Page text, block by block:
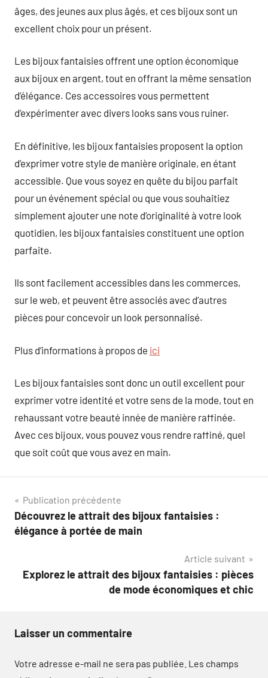
âges, des jeunes aux plus âgés, et ces bijoux sont un
excellent choix pour un présent.
Les bijoux fantaisies offrent une option économique
aux bijoux en argent, tout en offrant la même sensation
d’élégance. Ces accessoires vous permettent
d’expérimenter avec divers looks sans vous ruiner.
En définitive, les bijoux fantaisies proposent la option
d’exprimer votre style de manière originale, en étant
accessible. Que vous soyez en quête du bijou parfait
pour un événement spécial ou que vous souhaitiez
simplement ajouter une note d’originalité à votre look
quotidien, les bijoux fantaisies constituent une option
parfaite.
Ils sont facilement accessibles dans les commerces,
sur le web, et peuvent être associés avec d’autres
pièces pour concevoir un look personnalisé.
Plus d’informations à propos de ici
Les bijoux fantaisies sont donc un outil excellent pour
exprimer votre identité et votre sens de la mode, tout en
rehaussant votre beauté innée de manière raffinée.
Avec ces bijoux, vous pouvez vous rendre raffiné, quel
que soit coût que vous avez en main.
Navigation
de
Publication précédente
Découvrez le attrait des bijoux fantaisies :
élégance à portée de main
Article suivant
Explorez le attrait des bijoux fantaisies : pièces
de mode économiques et chic
Laisser un commentaire
Votre adresse e-mail ne sera pas publiée. Les champs